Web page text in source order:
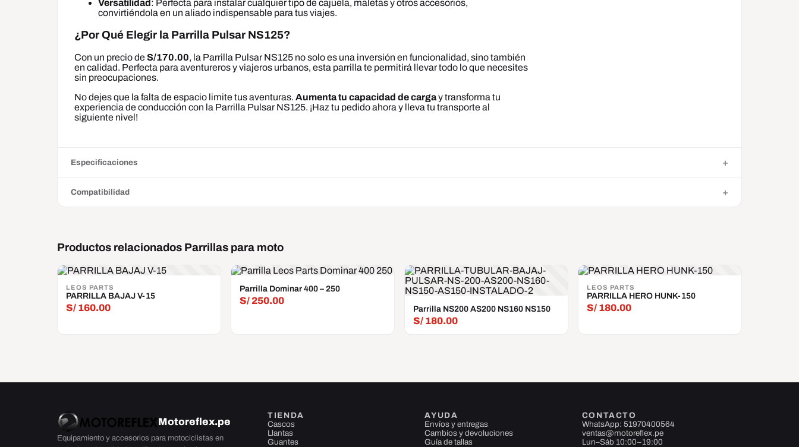
Versatilidad: Perfecta para instalar cualquier tipo de cajuela, maletas y otros accesorios,
convirtiéndola en un aliado indispensable para tus viajes.
¿Por Qué Elegir la Parrilla Pulsar NS125?
Con un precio deS/170.00, la Parrilla Pulsar NS125 no solo es una inversión en funcionalidad, sino también
en calidad. Perfecta para aventureros y viajeros urbanos, esta parrilla te permitirá llevar todo lo que necesites
sin preocupaciones.
No dejes que la falta de espacio limite tus aventuras. Aumenta tu capacidad de cargay transforma tu
experiencia de conducción con la Parrilla Pulsar NS125. ¡Haz tu pedido ahora y lleva tu transporte al
siguiente nivel!
Especificaciones
Compatibilidad
Productos relacionados Parrillas para moto
LEOS PARTS
PARRILLA BAJAJ V-15
S/ 160.00
Parrilla Dominar 400 – 250
S/ 250.00
Parrilla NS200 AS200 NS160 NS150
S/ 180.00
LEOS PARTS
PARRILLA HERO HUNK-150
S/ 180.00
Motoreflex.pe
Equipamiento y accesorios para motociclistas en
TIENDA
Cascos
Llantas
Guantes
AYUDA
Envíos y entregas
Cambios y devoluciones
Guía de tallas
CONTACTO
WhatsApp: 51970400564
ventas@motoreflex.pe
Lun–Sáb 10:00–19:00